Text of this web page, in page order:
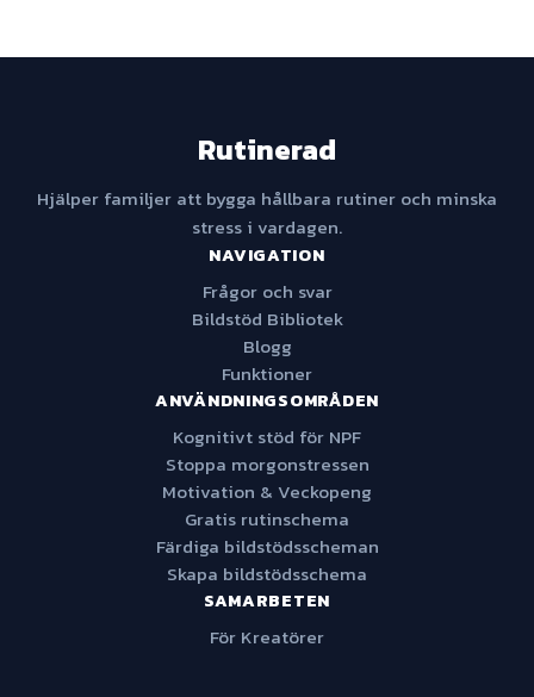
Rutinerad
Hjälper familjer att bygga hållbara rutiner och minska
stress i vardagen.
NAVIGATION
Frågor och svar
Bildstöd Bibliotek
Blogg
Funktioner
ANVÄNDNINGSOMRÅDEN
Kognitivt stöd för NPF
Stoppa morgonstressen
Motivation & Veckopeng
Gratis rutinschema
Färdiga bildstödsscheman
Skapa bildstödsschema
SAMARBETEN
För Kreatörer